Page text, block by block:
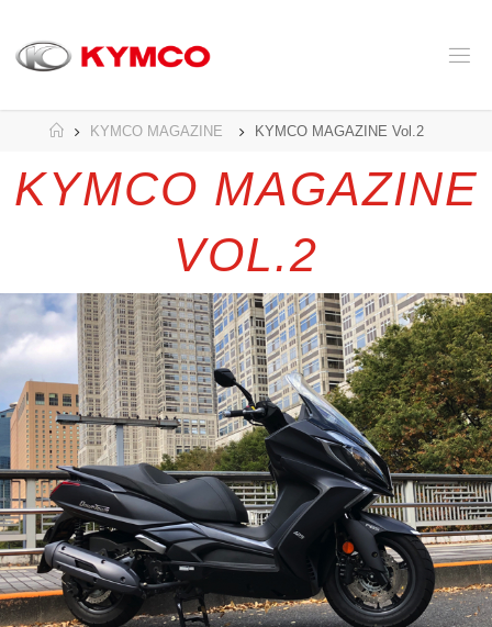
ホ
ム
KYMCO MAGAZINE KYMCO MAGAZINE Vol.2
KYMCO MAGAZINE
VOL.2